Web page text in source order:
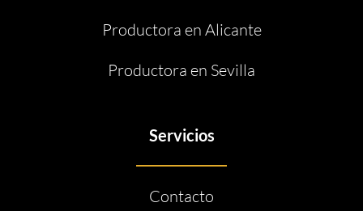
Productora en Alicante
Productora en Sevilla
Servicios
Contacto